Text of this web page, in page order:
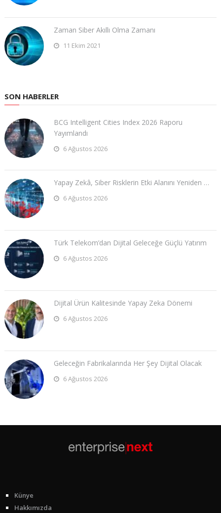
Zaman Siber Akıllı Olma Zamanı
11 Ekim 2021
SON HABERLER
BCG Intelligent Cities Index 2026 Raporu
Yayımlandı
6 Ağustos 2026
Yapay Zekâ, Siber Risklerin Etki Alanını Yeniden …
6 Ağustos 2026
Türk Telekom’dan Dijital Geleceğe Güçlü Yatırım
6 Ağustos 2026
Dijital Ürün Kalitesinde Yapay Zeka Dönemi
6 Ağustos 2026
Geleceğin Fabrikalarında Her Şey Dijital Olacak
6 Ağustos 2026
Künye
Hakkımızda